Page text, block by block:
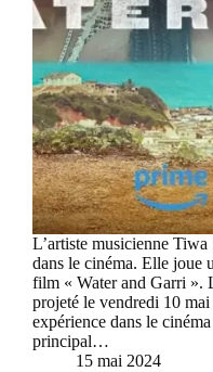
L’artiste musicienne
dans le cinéma. Elle joue
film « Water and Garri ».
projeté le vendredi 10
expérience dans le
principal…
15 mai 2024